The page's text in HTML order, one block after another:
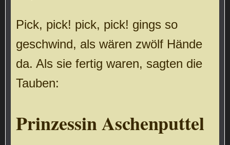
Pick, pick! pick, pick! gings so
geschwind, als wären zwölf Hände
da. Als sie fertig waren, sagten die
Tauben:
Prinzessin Aschenputtel